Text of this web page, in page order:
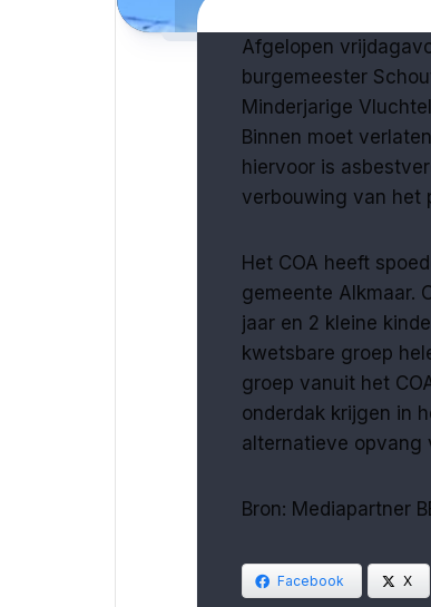
Afgelopen
burgemeester
Minderjarige
Binnen moet
hiervoor is
verbouwing van het
Het COA heeft
gemeente Alkmaar.
jaar en 2 kleine
kwetsbare groep
groep vanuit het
onderdak krijgen in
alternatieve opvang
Bron: Mediapartner
Facebook X